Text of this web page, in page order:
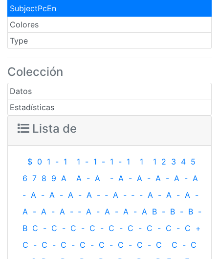
SubjectPcEn
Colores
Type
Colección
Datos
Estadísticas
Lista de
$ 0 1 - 1 1 - 1 - 1 - 1 1 1 2 3 4 5
6 7 8 9 A A - A - A - A - A - A - A
- A - A - A - A - ‐ A - ‐ - A - A - A -
A - A - A - ‐ A - A - A - A B - B - B -
B C - C - C - C - C - C - C - C - C +
C - C - C - C - C - C - C - C C - C